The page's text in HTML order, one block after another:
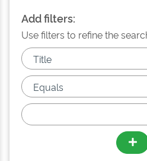
Add filters:
Use filters to refine the